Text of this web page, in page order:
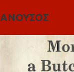
ΑΝΟΥΣΟΣ